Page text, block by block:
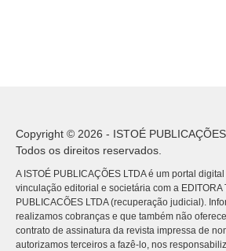
Copyright © 2026 - ISTOÉ
Todos os direitos reservados.
A ISTOÉ PUBLICAÇÕES LTDA é um portal
vinculação editorial e societária com a EDITORA
PUBLICACÕES LTDA (recuperação judicial).
realizamos cobranças e que também não
contrato de assinatura da revista impressa de
autorizamos terceiros a fazê-lo, nos